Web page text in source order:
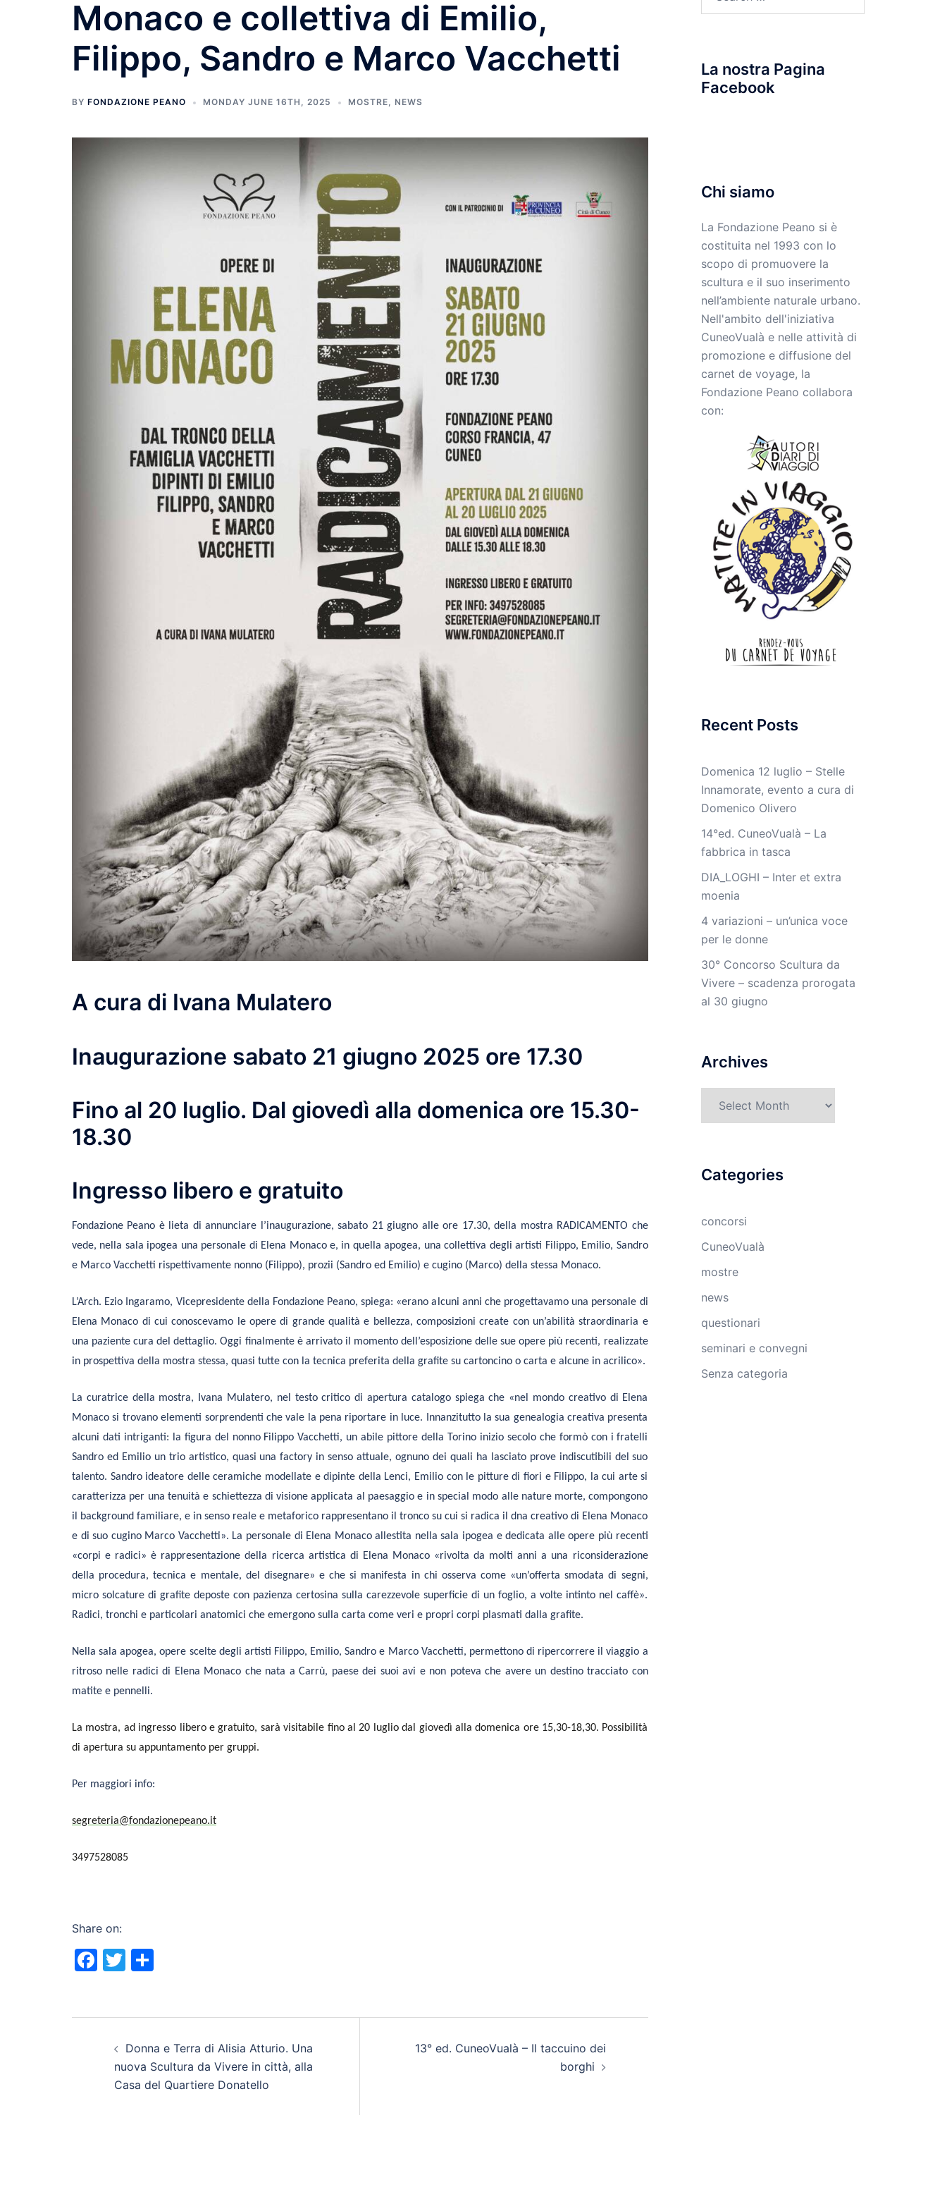
Monaco e collettiva di Emilio,
Filippo, Sandro e Marco Vacchetti
BY FONDAZIONE PEANO MONDAY JUNE 16TH, 2025 MOSTRE, NEWS
A cura di Ivana Mulatero
Inaugurazione sabato 21 giugno 2025 ore 17.30
Fino al 20 luglio. Dal giovedì alla domenica ore 15.30-
18.30
Ingresso libero e gratuito
Fondazione Peano è lieta di annunciare l’inaugurazione, sabato 21 giugno alle ore 17.30, della mostra RADICAMENTO che
vede, nella sala ipogea una personale di Elena Monaco e, in quella apogea, una collettiva degli artisti Filippo, Emilio, Sandro
e Marco Vacchetti rispettivamente nonno (Filippo), prozii (Sandro ed Emilio) e cugino (Marco) della stessa Monaco.
L’Arch. Ezio Ingaramo, Vicepresidente della Fondazione Peano, spiega: «erano alcuni anni che progettavamo una personale di
Elena Monaco di cui conoscevamo le opere di grande qualità e bellezza, composizioni create con un’abilità straordinaria e
una paziente cura del dettaglio. Oggi finalmente è arrivato il momento dell’esposizione delle sue opere più recenti, realizzate
in prospettiva della mostra stessa, quasi tutte con la tecnica preferita della grafite su cartoncino o carta e alcune in acrilico».
La curatrice della mostra, Ivana Mulatero, nel testo critico di apertura catalogo spiega che «nel mondo creativo di Elena
Monaco si trovano elementi sorprendenti che vale la pena riportare in luce. Innanzitutto la sua genealogia creativa presenta
alcuni dati intriganti: la figura del nonno Filippo Vacchetti, un abile pittore della Torino inizio secolo che formò con i fratelli
Sandro ed Emilio un trio artistico, quasi una factory in senso attuale, ognuno dei quali ha lasciato prove indiscutibili del suo
talento. Sandro ideatore delle ceramiche modellate e dipinte della Lenci, Emilio con le pitture di fiori e Filippo, la cui arte si
caratterizza per una tenuità e schiettezza di visione applicata al paesaggio e in special modo alle nature morte, compongono
il background familiare, e in senso reale e metaforico rappresentano il tronco su cui si radica il dna creativo di Elena Monaco
e di suo cugino Marco Vacchetti». La personale di Elena Monaco allestita nella sala ipogea e dedicata alle opere più recenti
«corpi e radici» è rappresentazione della ricerca artistica di Elena Monaco «rivolta da molti anni a una riconsiderazione
della procedura, tecnica e mentale, del disegnare» e che si manifesta in chi osserva come «un’offerta smodata di segni,
micro solcature di grafite deposte con pazienza certosina sulla carezzevole superficie di un foglio, a volte intinto nel caffè».
Radici, tronchi e particolari anatomici che emergono sulla carta come veri e propri corpi plasmati dalla grafite.
Nella sala apogea, opere scelte degli artisti Filippo, Emilio, Sandro e Marco Vacchetti, permettono di ripercorrere il viaggio a
ritroso nelle radici di Elena Monaco che nata a Carrù, paese dei suoi avi e non poteva che avere un destino tracciato con
matite e pennelli.
La mostra, ad ingresso libero e gratuito, sarà visitabile fino al 20 luglio dal giovedì alla domenica ore 15,30-18,30. Possibilità
di apertura su appuntamento per gruppi.
Per maggiori info:
segreteria@fondazionepeano.it
3497528085
Share on:
Facebook
Twitter
navigation
Donna e Terra di Alisia Atturio. Una
nuova Scultura da Vivere in città, alla
Casa del Quartiere Donatello
13° ed. CuneoVualà – Il taccuino dei
borghi
La nostra Pagina
Facebook
Chi siamo
La Fondazione Peano si è
costituita nel 1993 con lo
scopo di promuovere la
scultura e il suo inserimento
nell’ambiente naturale urbano.
Nell'ambito dell'iniziativa
CuneoVualà e nelle attività di
promozione e diffusione del
carnet de voyage, la
Fondazione Peano collabora
con:
Recent Posts
Domenica 12 luglio – Stelle
Innamorate, evento a cura di
Domenico Olivero
14°ed. CuneoVualà – La
fabbrica in tasca
DIA_LOGHI – Inter et extra
moenia
4 variazioni – un’unica voce
per le donne
30° Concorso Scultura da
Vivere – scadenza prorogata
al 30 giugno
Archives
Categories
concorsi
CuneoVualà
mostre
news
questionari
seminari e convegni
Senza categoria